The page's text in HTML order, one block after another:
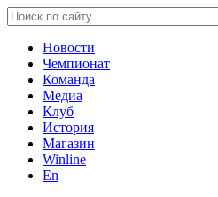
Новости
Чемпионат
Команда
Медиа
Клуб
История
Магазин
Winline
En